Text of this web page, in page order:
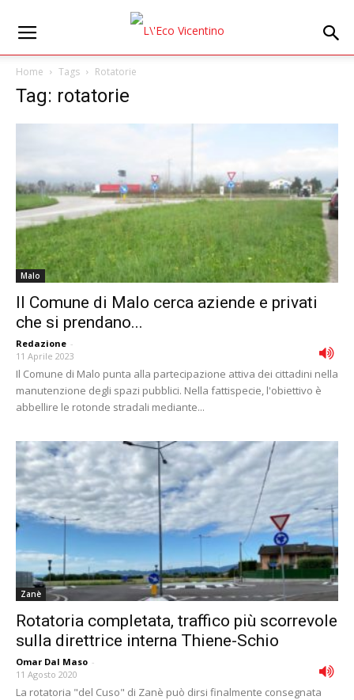
Home Tags Rotatorie
Tag: rotatorie
Malo
Il Comune di Malo cerca aziende e privati
che si prendano...
Redazione -
11 Aprile 2023
Il Comune di Malo punta alla partecipazione attiva dei cittadini nella
manutenzione degli spazi pubblici. Nella fattispecie, l'obiettivo è
abbellire le rotonde stradali mediante...
Zanè
Rotatoria completata, traffico più scorrevole
sulla direttrice interna Thiene-Schio
Omar Dal Maso -
11 Agosto 2020
La rotatoria "del Cuso" di Zanè può dirsi finalmente consegnata